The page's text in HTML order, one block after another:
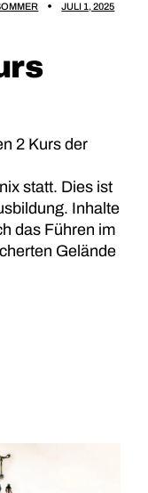
JULI 1, 2025
2 Kurs der
statt. Dies ist
Inhalte
das Führen im
Gelände